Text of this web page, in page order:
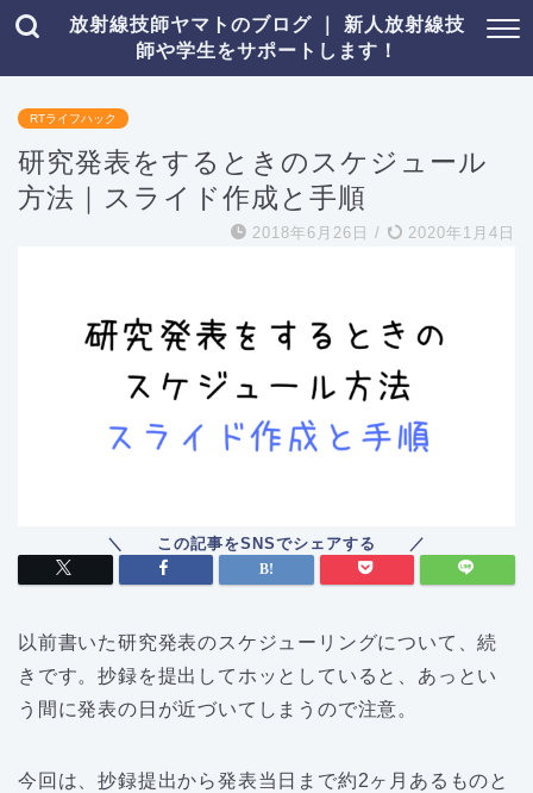
放射線技師ヤマトのブログ ｜ 新人放射線技
師や学生をサポートします！
RTライフハック
研究発表をするときのスケジュール
方法｜スライド作成と手順
2018年6月26日 / 2020年1月4日
以前書いた研究発表のスケジューリングについて、続
きです。抄録を提出してホッとしていると、あっとい
う間に発表の日が近づいてしまうので注意。
今回は、抄録提出から発表当日まで約2ヶ月あるものと